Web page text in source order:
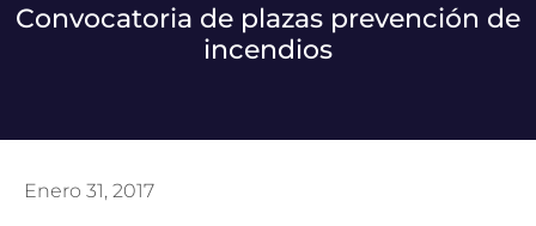
Convocatoria de plazas prevención de
incendios
Enero 31, 2017